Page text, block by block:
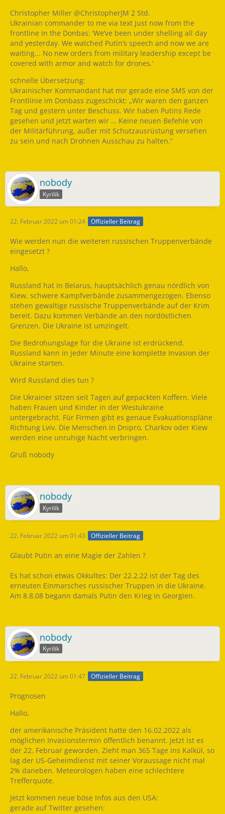
Christopher Miller @ChristopherJM 2 Std.
Ukrainian commander to me via text just now from the
frontline in the Donbas: ‘We’ve been under shelling all day
and yesterday. We watched Putin’s speech and now we are
waiting... No new orders from military leadership except be
covered with armor and watch for drones.’
schnelle Übersetzung:
Ukrainischer Kommandant hat mir gerade eine SMS von der
Frontlinie im Donbass zugeschickt: „Wir waren den ganzen
Tag und gestern unter Beschuss. Wir haben Putins Rede
gesehen und jetzt warten wir … Keine neuen Befehle von
der Militärführung, außer mit Schutzausrüstung versehen
zu sein und nach Drohnen Ausschau zu halten.“
nobody
Kyrilik
22. Februar 2022 um 01:24 Offizieller Beitrag
Wie werden nun die weiteren russischen Truppenverbände
eingesetzt ?
Hallo,
Russland hat in Belarus, hauptsächlich genau nördlich von
Kiew, schwere Kampfverbände zusammengezogen. Ebenso
stehen gewaltige russische Truppenverbände auf der Krim
bereit. Dazu kommen Verbände an den nordöstlichen
Grenzen. Die Ukraine ist umzingelt.
Die Bedrohungslage für die Ukraine ist erdrückend.
Russland kann in jeder Minute eine komplette Invasion der
Ukraine starten.
Wird Russland dies tun ?
Die Ukrainer sitzen seit Tagen auf gepackten Koffern. Viele
haben Frauen und Kinder in der Westukraine
untergebracht. Für Firmen gibt es genaue Evakuationspläne
Richtung Lviv. Die Menschen in Dnipro, Charkov oder Kiew
werden eine unruhige Nacht verbringen.
Gruß nobody
nobody
Kyrilik
22. Februar 2022 um 01:43 Offizieller Beitrag
Glaubt Putin an eine Magie der Zahlen ?
Es hat schon etwas Okkultes: Der 22.2.22 ist der Tag des
erneuten Einmarsches russischer Truppen in die Ukraine.
Am 8.8.08 begann damals Putin den Krieg in Georgien.
nobody
Kyrilik
22. Februar 2022 um 01:47 Offizieller Beitrag
Prognosen
Hallo,
der amerikanische Präsident hatte den 16.02.2022 als
möglichen Invasionstermin öffentlich benannt. Jetzt ist es
der 22. Februar geworden. Zieht man 365 Tage ins Kalkül, so
lag der US-Geheimdienst mit seiner Voraussage nicht mal
2% daneben. Meteorologen haben eine schlechtere
Trefferquote.
Jetzt kommen neue böse Infos aus den USA:
gerade auf Twitter gesehen: